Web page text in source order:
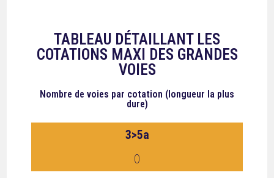
TABLEAU DÉTAILLANT LES
COTATIONS MAXI DES GRANDES
VOIES
Nombre de voies par cotation (longueur la plus
dure)
3>5a
0